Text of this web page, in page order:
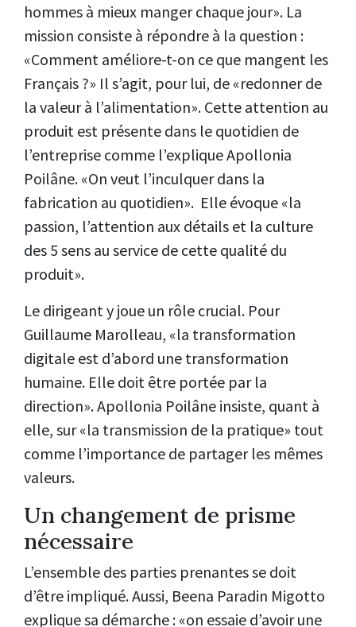
hommes à mieux manger chaque jour». La
mission consiste à répondre à la question :
«Comment améliore-t-on ce que mangent les
Français ?» Il s’agit, pour lui, de «redonner de
la valeur à l’alimentation». Cette attention au
produit est présente dans le quotidien de
l’entreprise comme l’explique Apollonia
Poilâne. «On veut l’inculquer dans la
fabrication au quotidien». Elle évoque «la
passion, l’attention aux détails et la culture
des 5 sens au service de cette qualité du
produit».
Le dirigeant y joue un rôle crucial. Pour
Guillaume Marolleau, «la transformation
digitale est d’abord une transformation
humaine. Elle doit être portée par la
direction». Apollonia Poilâne insiste, quant à
elle, sur «la transmission de la pratique» tout
comme l’importance de partager les mêmes
valeurs.
Un changement de prisme
nécessaire
L’ensemble des parties prenantes se doit
d’être impliqué. Aussi, Beena Paradin Migotto
explique sa démarche : «on essaie d’avoir une